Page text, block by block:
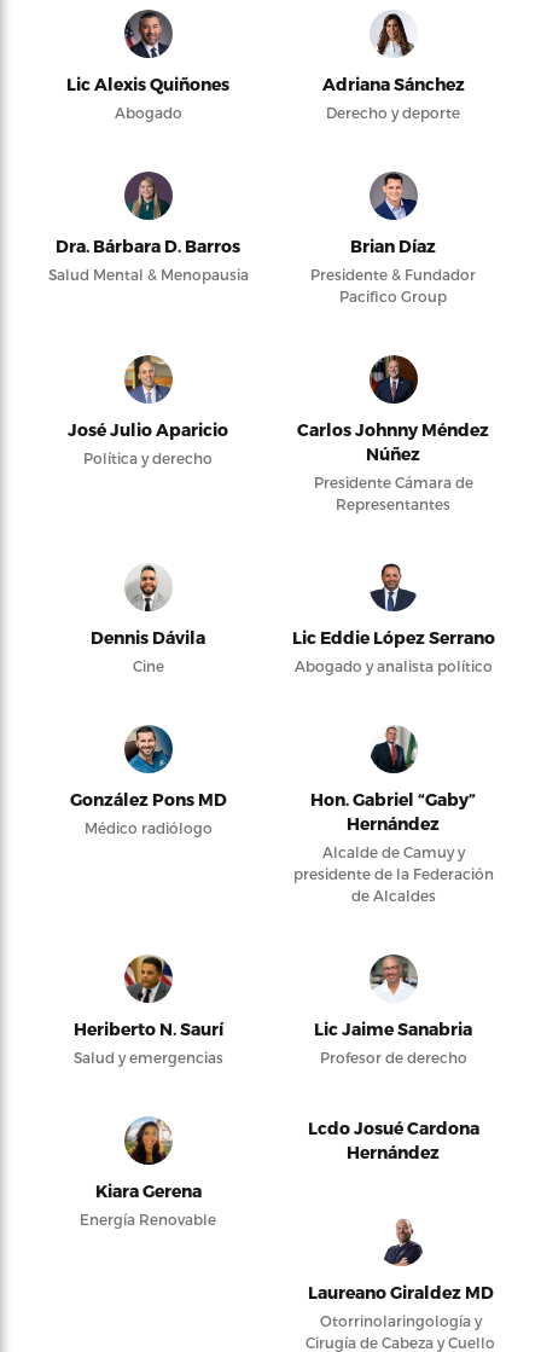
Lic Alexis Quiñones
Abogado
Adriana Sánchez
Derecho y deporte
Dra. Bárbara D. Barros
Salud Mental & Menopausia
Brian Díaz
Presidente & Fundador
Pacifico Group
José Julio Aparicio
Política y derecho
Carlos Johnny Méndez
Núñez
Presidente Cámara de
Representantes
Dennis Dávila
Cine
Lic Eddie López Serrano
Abogado y analista político
González Pons MD
Médico radiólogo
Hon. Gabriel “Gaby”
Hernández
Alcalde de Camuy y
presidente de la Federación
de Alcaldes
Heriberto N. Saurí
Salud y emergencias
Lic Jaime Sanabria
Profesor de derecho
Kiara Gerena
Energía Renovable
Lcdo Josué Cardona
Hernández
Laureano Giraldez MD
Otorrinolaringología y
Cirugía de Cabeza y Cuello